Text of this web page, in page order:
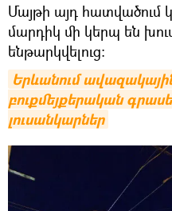
Մայթի այդ հատվածում
մարդիկ մի կերպ են
ենթարկվելուց։
Երևանում
բուքմեյքերական
լուսանկարներ